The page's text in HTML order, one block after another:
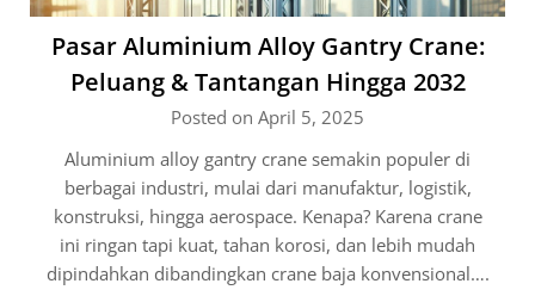
Pasar Aluminium Alloy Gantry Crane:
Peluang & Tantangan Hingga 2032
Posted on April 5, 2025
Aluminium alloy gantry crane semakin populer di
berbagai industri, mulai dari manufaktur, logistik,
konstruksi, hingga aerospace. Kenapa? Karena crane
ini ringan tapi kuat, tahan korosi, dan lebih mudah
dipindahkan dibandingkan crane baja konvensional….